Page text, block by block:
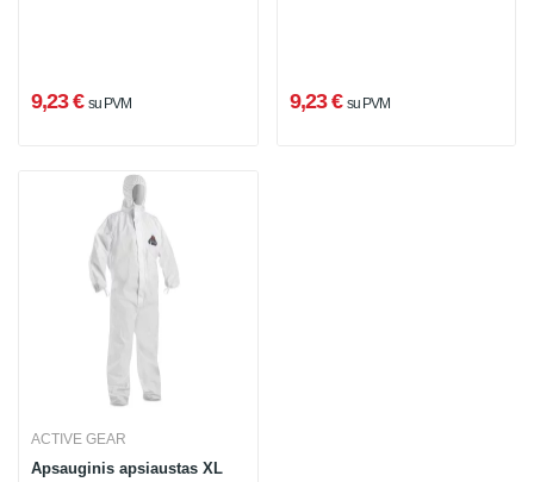
9,23 € su PVM 9,23 € su PVM
ACTIVE GEAR
Apsauginis apsiaustas XL